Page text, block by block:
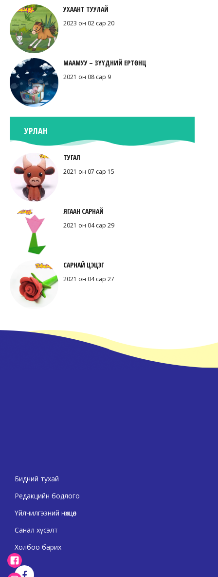
УХААНТ ТУУЛАЙ
2023 он 02 сар 20
МААМУУ – ЗҮҮДНИЙ ЕРТӨНЦ
2021 он 08 сар 9
УРЛАН
ТУГАЛ
2021 он 07 сар 15
ЯГААН САРНАЙ
2021 он 04 сар 29
САРНАЙ ЦЭЦЭГ
2021 он 04 сар 27
Бидний тухай
Редакцийн бодлого
Үйлчилгээний нөхцөл
Санал хүсэлт
Холбоо барих